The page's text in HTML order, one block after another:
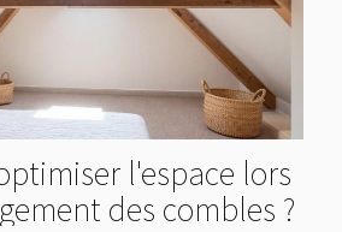
l'espace lors
des combles ?